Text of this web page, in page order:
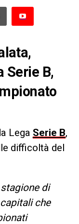
Serie B,
Lega Serie B,
difficoltà del
di
che